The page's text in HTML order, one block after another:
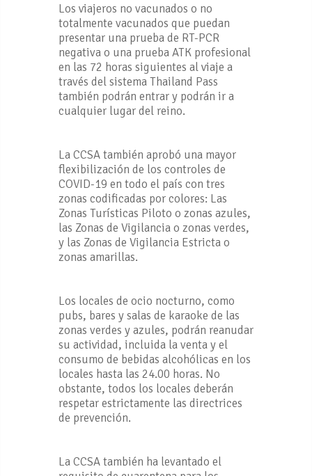
Los viajeros no vacunados o no
totalmente vacunados que puedan
presentar una prueba de RT-PCR
negativa o una prueba ATK profesional
en las 72 horas siguientes al viaje a
través del sistema Thailand Pass
también podrán entrar y podrán ir a
cualquier lugar del reino.
La CCSA también aprobó una mayor
flexibilización de los controles de
COVID-19 en todo el país con tres
zonas codificadas por colores: Las
Zonas Turísticas Piloto o zonas azules,
las Zonas de Vigilancia o zonas verdes,
y las Zonas de Vigilancia Estricta o
zonas amarillas.
Los locales de ocio nocturno, como
pubs, bares y salas de karaoke de las
zonas verdes y azules, podrán reanudar
su actividad, incluida la venta y el
consumo de bebidas alcohólicas en los
locales hasta las 24.00 horas. No
obstante, todos los locales deberán
respetar estrictamente las directrices
de prevención.
La CCSA también ha levantado el